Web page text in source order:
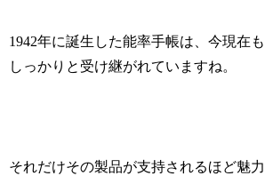
1942年に誕生した能率手帳は、今現在も
しっかりと受け継がれていますね。
それだけその製品が支持されるほど魅力